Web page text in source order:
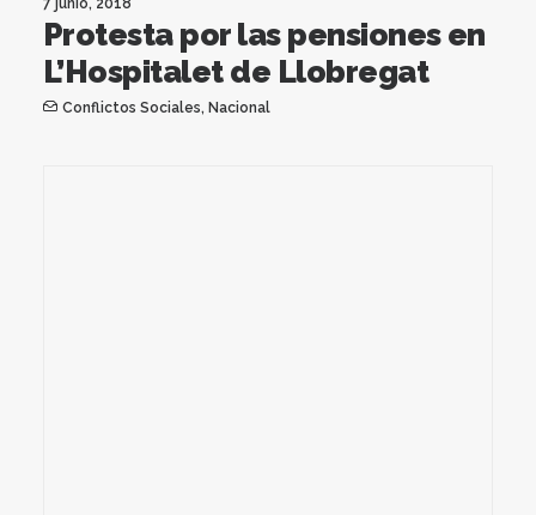
Protesta por las pensiones en
L’Hospitalet de Llobregat
Conflictos Sociales, Nacional